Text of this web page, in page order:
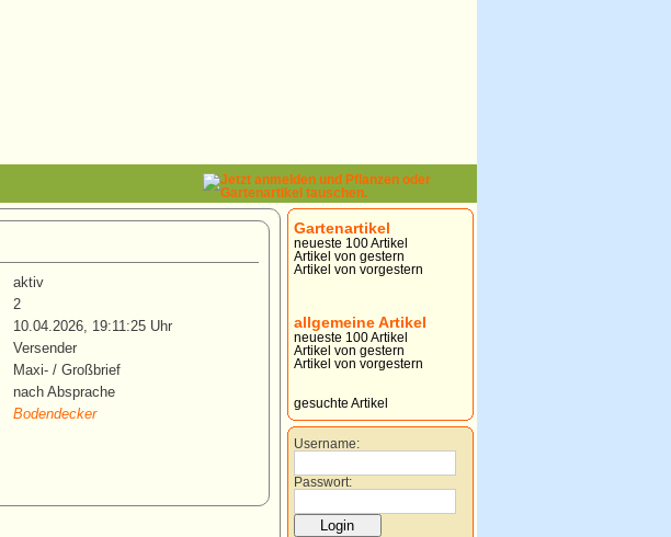
aktiv
2
10.04.2026, 19:11:25 Uhr
Versender
Maxi- / Großbrief
nach Absprache
Bodendecker
Gartenartikel
neueste 100 Artikel
Artikel von gestern
Artikel von vorgestern
allgemeine Artikel
neueste 100 Artikel
Artikel von gestern
Artikel von vorgestern
gesuchte Artikel
Username:
Passwort: